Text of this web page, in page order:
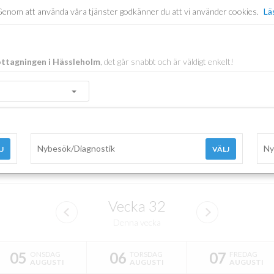
att använda våra tjänster godkänner du att vi använder cookies.
i Hässleholm , det går snabbt och är väldigt enkelt!
Nybesök/Diagnostik VÄLJ
Vecka 32
05 ONSDAG
AUGUSTI
06 TORSDAG
AUGUSTI
07 FREDAG
AUGUSTI